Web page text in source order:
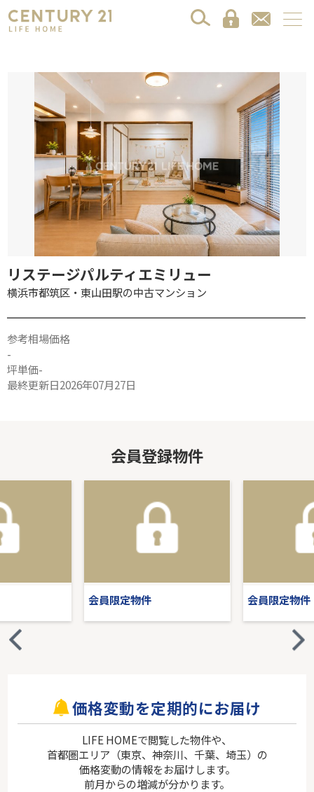
リステージパルティエミリュー
横浜市都筑区・東山田駅の中古マンション
参考相場価格
-
坪単価-
最終更新日2026年07月27日
会員登録物件
会員限定物件 会員限定物件
価格変動を定期的にお届け
LIFE HOMEで閲覧した物件や、
首都圏エリア（東京、神奈川、千葉、埼玉）の
価格変動の情報をお届けします。
前月からの増減が分かります。